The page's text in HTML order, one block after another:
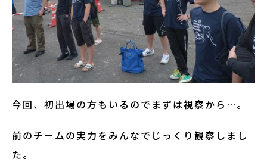
今回、初出場の方もいるのでまずは視察から…。
前のチームの実力をみんなでじっくり観察しまし
た。